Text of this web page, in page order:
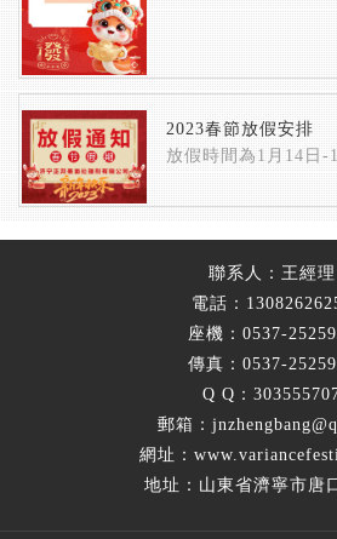
2023春節放假安排
放假時間為1月14日-
聯系人：王經理
電話：
座機：0537-
傳真：0537-
Q Q：
郵箱：
網址：
地址：山東省濟寧市唐